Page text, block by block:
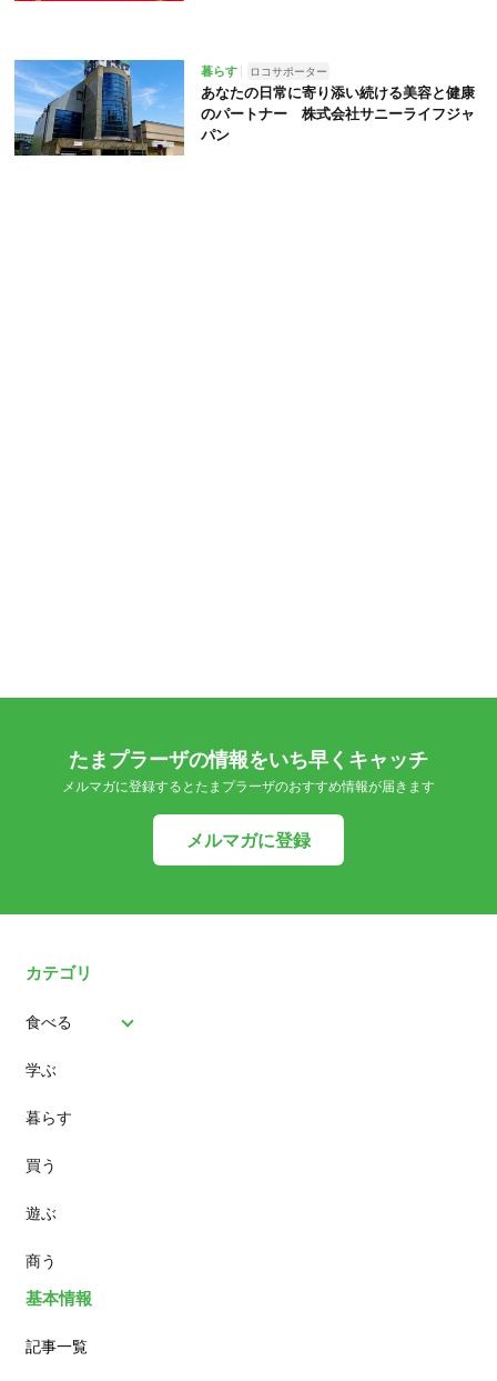
暮らす ロコサポーター
あなたの日常に寄り添い続ける美容と健康
のパートナー 株式会社サニーライフジャ
パン
たまプラーザの情報をいち早くキャッチ
メルマガに登録するとたまプラーザのおすすめ情報が届きます
メルマガに登録
カテゴリ
食べる
パン
スイーツ
ランチ
カフェ
学ぶ
暮らす
買う
遊ぶ
商う
基本情報
記事一覧